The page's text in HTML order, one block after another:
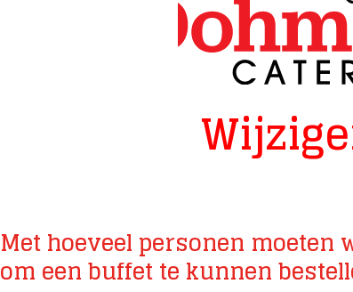
Met hoeveel personen moeten
om een buffet te kunnen